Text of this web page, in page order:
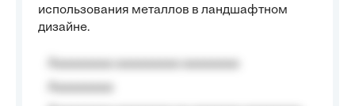
использования металлов в ландшафтном
дизайне.